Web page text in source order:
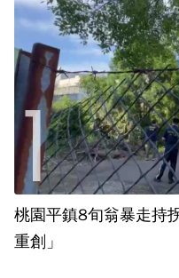
桃園平鎮8旬翁暴走持
重創」